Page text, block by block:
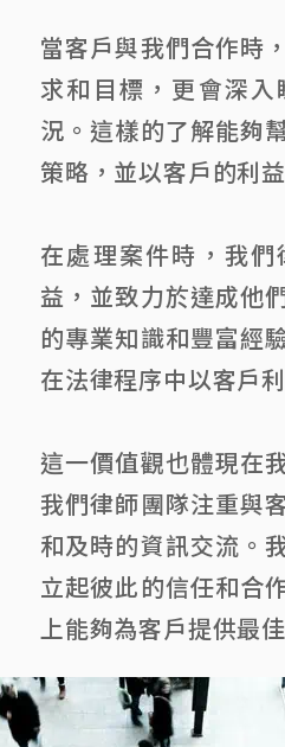
當客戶與我們合作時
求和目標，更會深
況。這樣的了解能夠
策略，並以客戶的利
在處理案件時，我
益，並致力於達成他
的專業知識和豐富經
在法律程序中以客戶
這一價值觀也體現在
我們律師團隊注重與
和及時的資訊交流。
立起彼此的信任和合
上能夠為客戶提供最